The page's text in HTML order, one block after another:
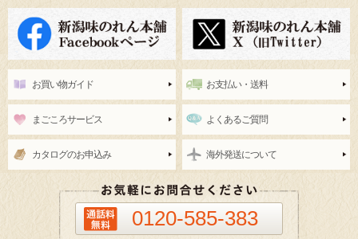
お買い物ガイド お支払い・送料
まごころサービス よくあるご質問
カタログのお申込み 海外発送について
0120-585-383